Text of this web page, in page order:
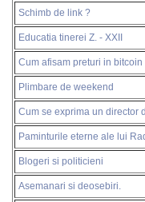
Schimb de link ?
Educatia tinerei Z. - XXII
Cum afisam preturi in bitcoin
Plimbare de weekend
Cum se exprima un director
Paminturile eterne ale lui
Blogeri si politicieni
Asemanari si deosebiri.